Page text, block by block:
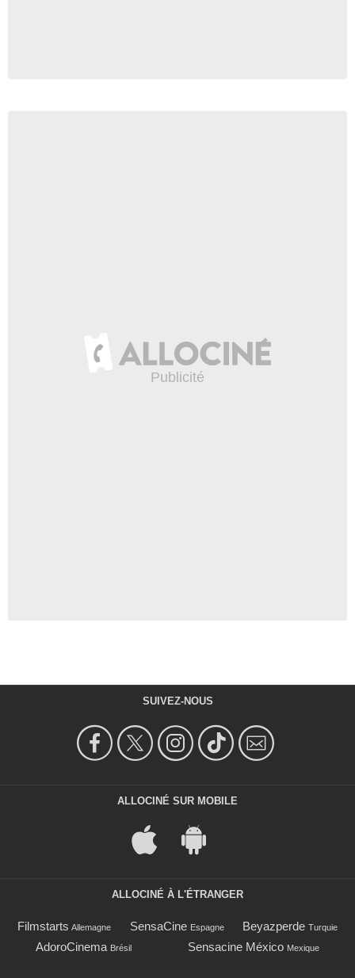
SUIVEZ-NOUS
ALLOCINÉ SUR MOBILE
ALLOCINÉ À L'ÉTRANGER
Filmstarts Allemagne SensaCine Espagne Beyazperde Turquie
AdoroCinema Brésil Sensacine México Mexique